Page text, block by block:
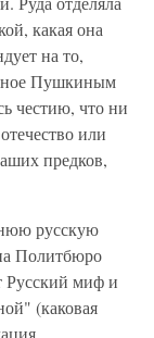
какая она
на то,
Пушкиным
честию, что ни
или
предков,
русскую
Политбюро
Русский миф и
(каковая